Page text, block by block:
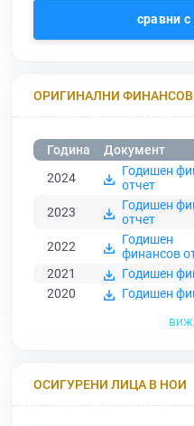
сравни
ОРИГИНАЛНИ
Година
Документ
2024
Годишен
отчет
2023
Годишен
отчет
2022
Годишен
финансов
2021
Годишен
2020
Годишен
виж
ОСИГУРЕНИ ЛИЦА В НОИ